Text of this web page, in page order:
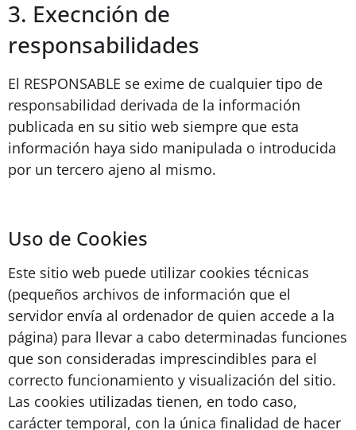
3. Execnción de
responsabilidades
El RESPONSABLE se exime de cualquier tipo de
responsabilidad derivada de la información
publicada en su sitio web siempre que esta
información haya sido manipulada o introducida
por un tercero ajeno al mismo.
Uso de Cookies
Este sitio web puede utilizar cookies técnicas
(pequeños archivos de información que el
servidor envía al ordenador de quien accede a la
página) para llevar a cabo determinadas funciones
que son consideradas imprescindibles para el
correcto funcionamiento y visualización del sitio.
Las cookies utilizadas tienen, en todo caso,
carácter temporal, con la única finalidad de hacer